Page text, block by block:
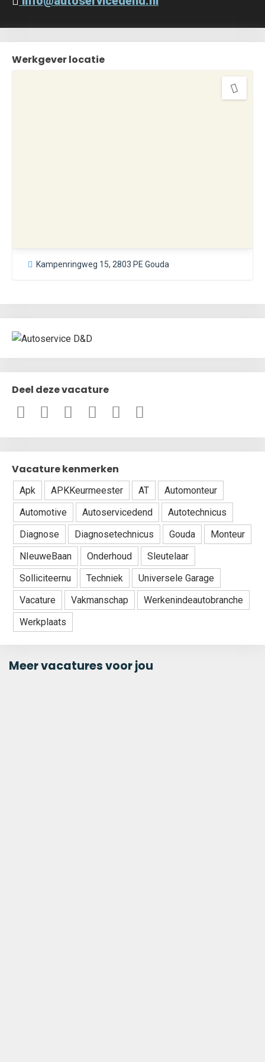
Werkgever locatie
Kampenringweg 15, 2803 PE Gouda
Deel deze vacature
Vacature kenmerken
Apk APKKeurmeester AT
Automonteur
Automotive
Autoservicedend
Autotechnicus
Diagnose
Diagnosetechnicus Gouda
Monteur
NIeuweBaan
Onderhoud
Sleutelaar
Solliciteernu
Techniek
Universele Garage
Vacature
Vakmanschap
Werkenindeautobranche
Werkplaats
Meer vacatures voor jou